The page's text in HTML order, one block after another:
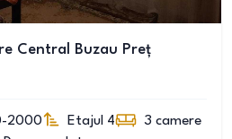
Central Buzau Preț
2000 Etajul 4 3 camere